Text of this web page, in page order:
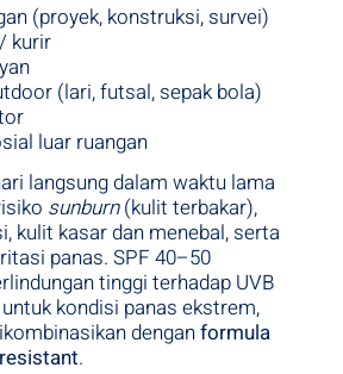
(proyek, konstruksi, survei)
kurir
(lari, futsal, sepak bola)
luar ruangan
langsung dalam waktu lama
sunburn(kulit terbakar),
kulit kasar dan menebal, serta
panas. SPF 40–50
tinggi terhadap UVB
kondisi panas ekstrem,
denganformula
.